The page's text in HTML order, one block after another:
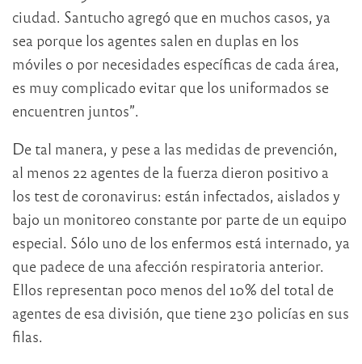
ciudad. Santucho agregó que en muchos casos, ya
sea porque los agentes salen en duplas en los
móviles o por necesidades específicas de cada área,
es muy complicado evitar que los uniformados se
encuentren juntos”.
De tal manera, y pese a las medidas de prevención,
al menos 22 agentes de la fuerza dieron positivo a
los test de coronavirus: están infectados, aislados y
bajo un monitoreo constante por parte de un equipo
especial. Sólo uno de los enfermos está internado, ya
que padece de una afección respiratoria anterior.
Ellos representan poco menos del 10% del total de
agentes de esa división, que tiene 230 policías en sus
filas.